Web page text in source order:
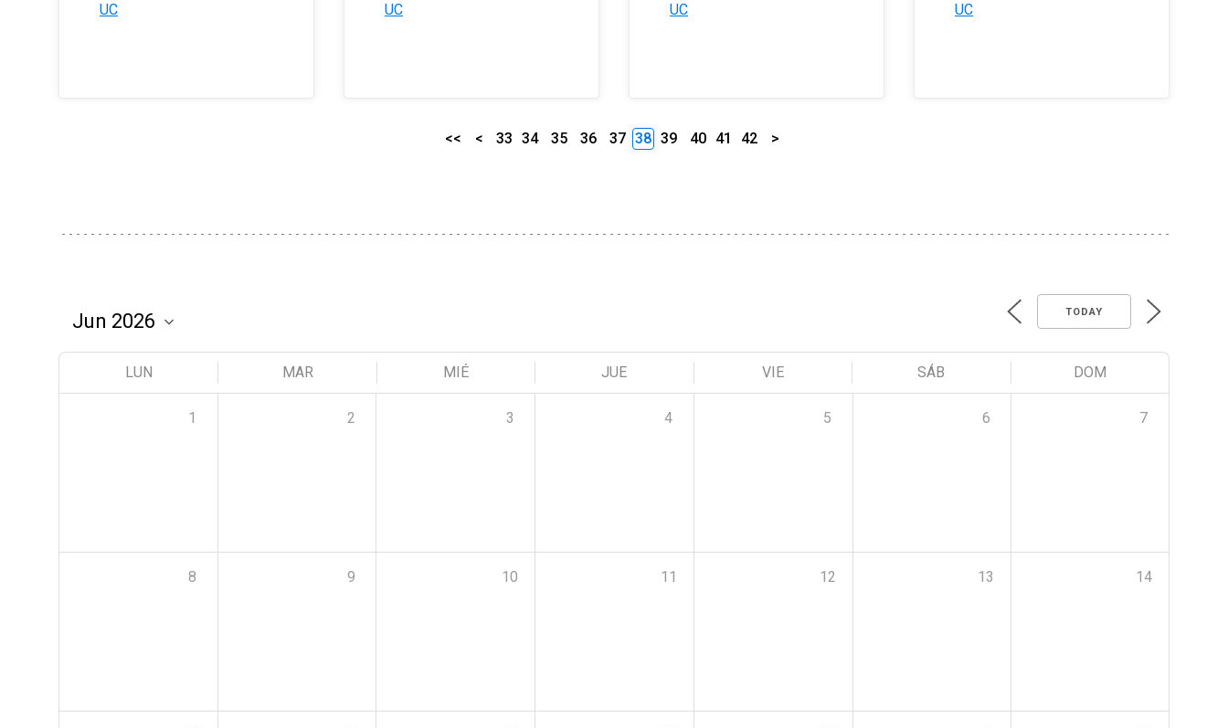
UC
UC
UC
UC
<< < 33 34 35 36 37 38 39 40 41 42 >
TODAY
LUN MAR MIÉ JUE VIE SÁB DOM
1 2 3 4 5 6 7
8 9 10 11 12 13 14